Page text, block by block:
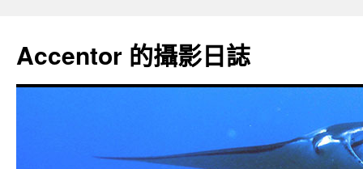
Accentor 的攝影日誌